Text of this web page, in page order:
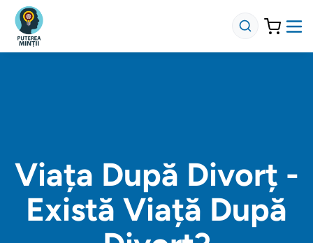
Viața După Divorț -
Există Viață După